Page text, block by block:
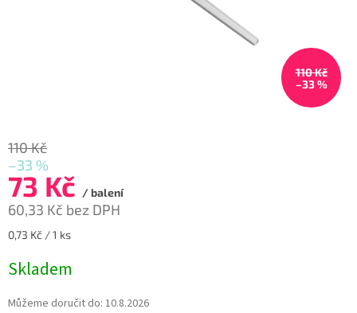
110 Kč
–33 %
110 Kč
–33 %
73 Kč / balení
60,33 Kč bez DPH
Měrná
0,73 Kč / 1 ks
Skladem
Můžeme doručit do: 10.8.2026